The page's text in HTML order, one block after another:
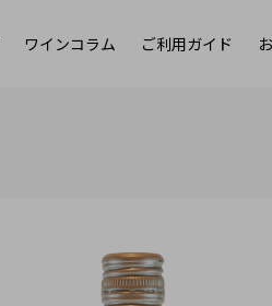
ワインコラム ご利用ガイド